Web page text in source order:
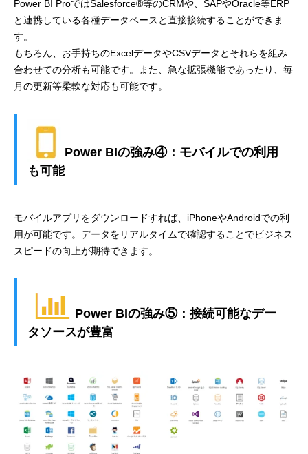
Power BI ProではSalesforce®等のCRMや、SAPやOracle等ERP
と連携している各種データベースと直接接続することができま
す。
もちろん、お手持ちのExcelデータやCSVデータとそれらを組み
合わせての分析も可能です。また、急な拡張機能であったり、毎
月の更新等柔軟な対応も可能です。
Power BIの強み④：モバイルでの利用
も可能
モバイルアプリをダウンロードすれば、iPhoneやAndroidでの利
用が可能です。データをリアルタイムで確認することでビジネス
スピードの向上が期待できます。
Power BIの強み⑤：接続可能なデー
タソースが豊富